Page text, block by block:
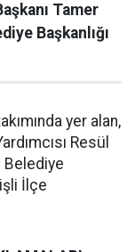
Tamer
Başkanlığı
yer alan,
Resül
Belediye
İlçe